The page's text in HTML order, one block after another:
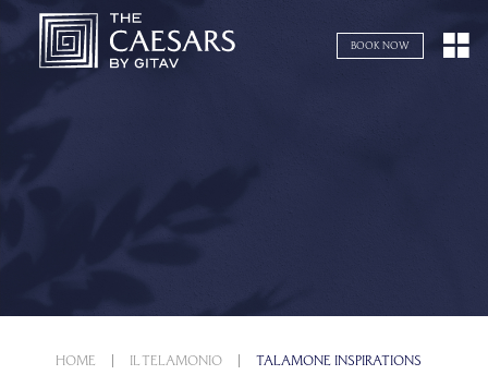
Navigazione servizi
BOOK NOW
HOME IL TELAMONIO TALAMONE INSPIRATIONS